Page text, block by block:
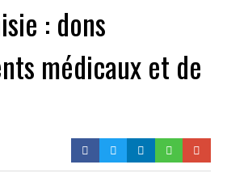
: dons
médicaux et de